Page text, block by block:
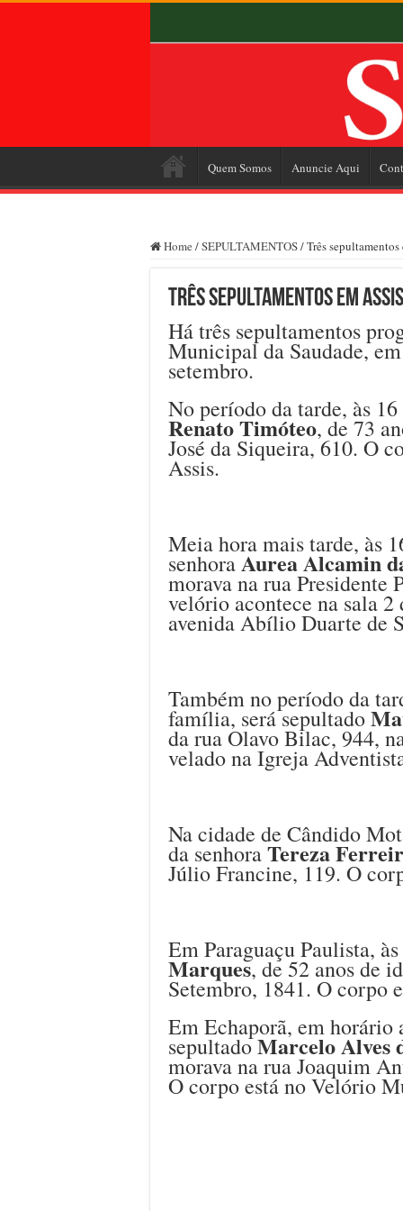
Quem Somos Anuncie Aqui
Home /SEPULTAMENTOS/Três
Três sepultamentos em
Há três sepultamentos
Municipal da Saudade,
setembro.
No período da tarde, às
Renato Timóteo, de 73
José da Siqueira, 610. O
Assis.
Meia hora mais tarde, às
senhoraAurea Alcamin
morava na rua Presidente
velório acontece na sala
avenida Abílio Duarte de
Também no período da
família, será sepultado
da rua Olavo Bilac, 944,
velado na Igreja
Na cidade de Cândido
da senhoraTereza
Júlio Francine, 119. O
Em Paraguaçu Paulista,
Marques, de 52 anos de
Setembro, 1841. O corpo
Em Echaporã, em
sepultadoMarcelo Alves
morava na rua Joaquim
O corpo está no Velório